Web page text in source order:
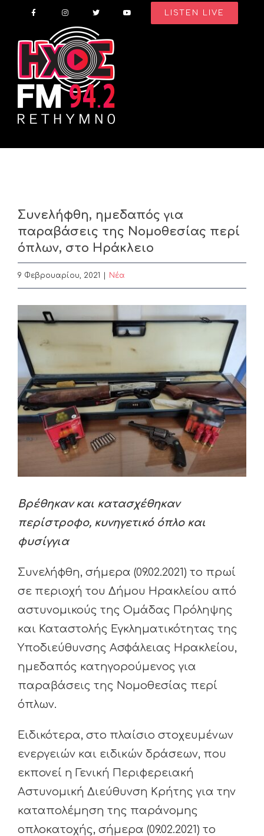
content
LISTEN LIVE
Συνελήφθη, ημεδαπός για
παραβάσεις της Νομοθεσίας περί
όπλων, στο Ηράκλειο
9 Φεβρουαρίου, 2021 Nέα
Larger
Image
Βρέθηκαν και κατασχέθηκαν
περίστροφο, κυνηγετικό όπλο και
φυσίγγια
Συνελήφθη, σήμερα (09.02.2021) το πρωί
σε περιοχή του Δήμου Ηρακλείου από
αστυνομικούς της Ομάδας Πρόληψης
και Καταστολής Εγκληματικότητας της
Υποδιεύθυνσης Ασφάλειας Ηρακλείου,
ημεδαπός κατηγορούμενος για
παραβάσεις της Νομοθεσίας περί
όπλων.
Ειδικότερα, στο πλαίσιο στοχευμένων
ενεργειών και ειδικών δράσεων, που
εκπονεί η Γενική Περιφερειακή
Αστυνομική Διεύθυνση Κρήτης για την
καταπολέμηση της παράνομης
οπλοκατοχής, σήμερα (09.02.2021) το